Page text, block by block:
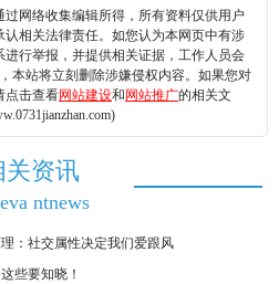
网络收集编辑所得，所有资料仅供用户
相关法律责任。如您认为本网页中有涉
行举报，并提供相关证据，工作人员会
本站将立刻删除涉嫌侵权内容。如果您对
点击查看网站建设和 网站推广的相关文
关资讯
ntnews
：社交属性决定我们爱跟风
些要知晓！